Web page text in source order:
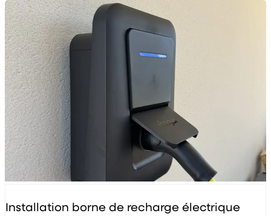
Installation borne de recharge électrique